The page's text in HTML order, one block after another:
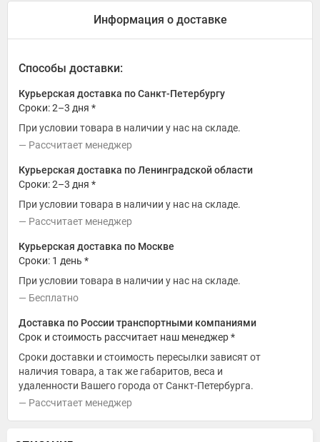
Информация о доставке
Способы доставки:
Курьерская доставка по Санкт-Петербургу
Сроки: 2–3 дня *
При условии товара в наличии у нас на складе.
Рассчитает менеджер
Курьерская доставка по Ленинградской области
Сроки: 2–3 дня *
При условии товара в наличии у нас на складе.
Рассчитает менеджер
Курьерская доставка по Москве
Сроки: 1 день *
При условии товара в наличии у нас на складе.
Бесплатно
Доставка по России транспортными компаниями
Срок и стоимость рассчитает наш менеджер *
Сроки доставки и стоимость пересылки зависят от
наличия товара, а так же габаритов, веса и
удаленности Вашего города от Санкт-Петербурга.
Рассчитает менеджер